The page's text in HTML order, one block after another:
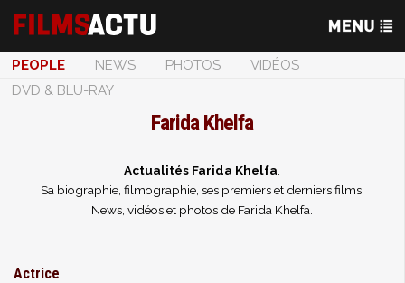
PEOPLE NEWS PHOTOS
VIDÉOS
DVD & BLU-RAY
Farida Khelfa
Actualités Farida Khelfa
Sa biographie, filmographie, ses premiers et derniers films.
News, vidéos et photos de Farida Khelfa.
Actrice